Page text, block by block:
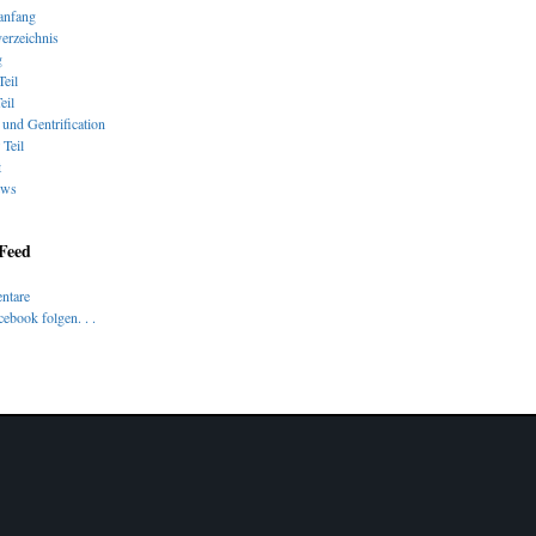
und Gentrification
folgen. . .